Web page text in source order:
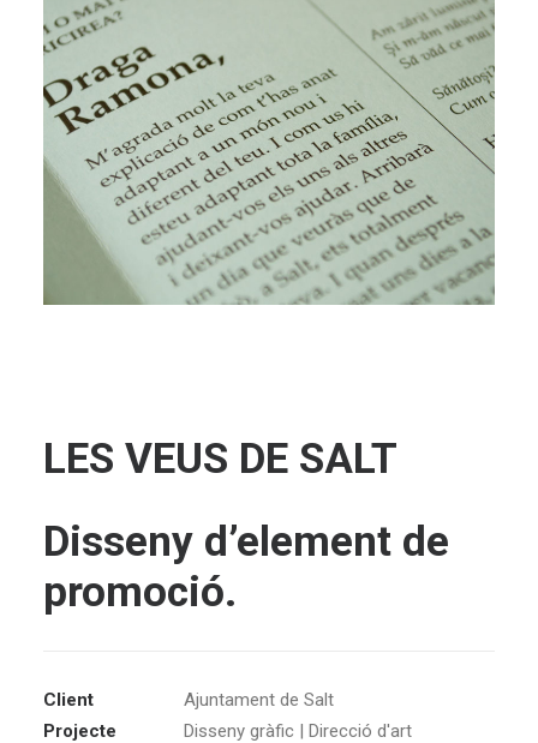
LES VEUS DE SALT
Disseny d’element de
promoció.
Client
Ajuntament de Salt
Projecte
Disseny gràfic | Direcció d'art